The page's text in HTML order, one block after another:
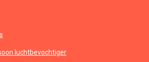
luchtbevochtiger